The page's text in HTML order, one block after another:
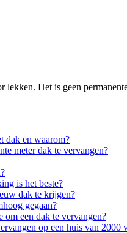
Het is geen
dak en waarom?
meter dak te vervangen?
is het beste?
dak te krijgen?
gegaan?
om een dak te vervangen?
op een huis van 2000